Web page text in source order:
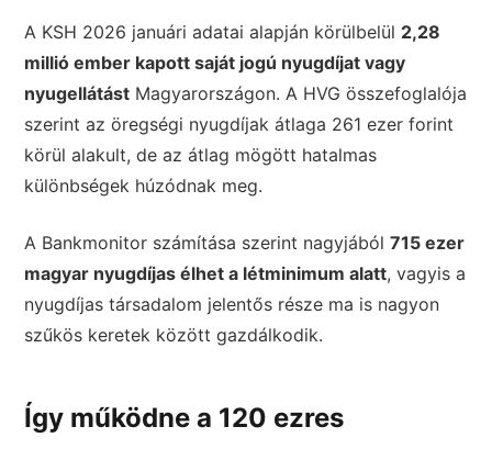
A KSH 2026 januári adatai alapján körülbelül 2,28
millió ember kapott saját jogú nyugdíjat vagy
nyugellátást Magyarországon. A HVG összefoglalója
szerint az öregségi nyugdíjak átlaga 261 ezer forint
körül alakult, de az átlag mögött hatalmas
különbségek húzódnak meg.
A Bankmonitor számítása szerint nagyjából715 ezer
magyar nyugdíjas élhet a létminimum alatt, vagyis a
nyugdíjas társadalom jelentős része ma is nagyon
szűkös keretek között gazdálkodik.
Így működne a 120 ezres